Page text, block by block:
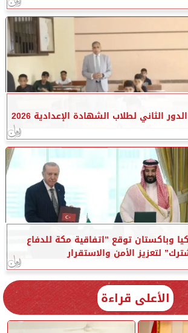
الثاني لطلاب الشهادة الإعدادية 2026
وباكستان توقع ”اتفاقية مكة للدفاع
لتعزيز الأمن والاستقرار
الأعلى قراءة